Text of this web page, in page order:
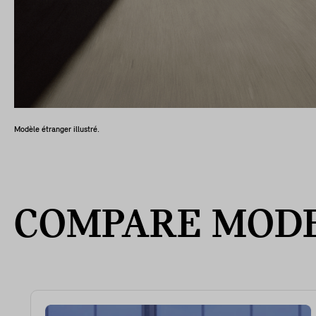
Modèle étranger illustré.
COMPARE